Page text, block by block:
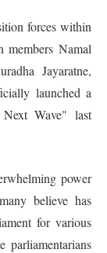
forces within
members Namal
Jayaratne,
launched a
Wave" last
power
believe has
for various
parliamentarians